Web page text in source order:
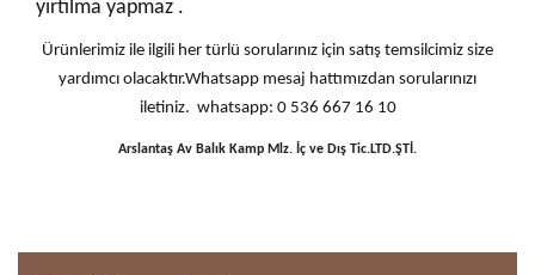
yırtılma yapmaz .
Ürünlerimiz ile ilgili her türlü sorularınız için satış temsilcimiz size
yardımcı olacaktır.Whatsapp mesaj hattımızdan sorularınızı
iletiniz. whatsapp: 0 536 667 16 10
Arslantaş Av Balık Kamp Mlz. İç ve Dış Tic.LTD.ŞTİ.